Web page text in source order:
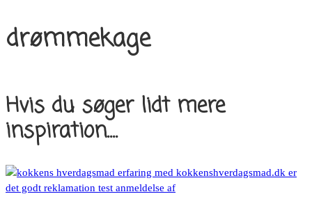
drømmekage
Hvis du søger lidt mere
inspiration....